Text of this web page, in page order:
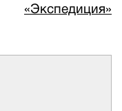
«Экспедиция»